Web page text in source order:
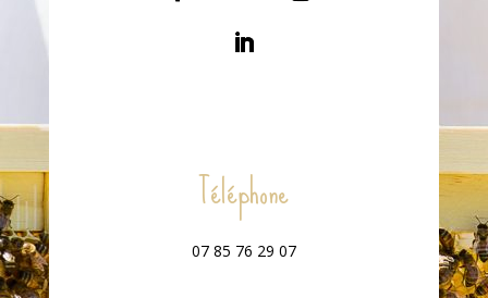
Téléphone
07 85 76 29 07